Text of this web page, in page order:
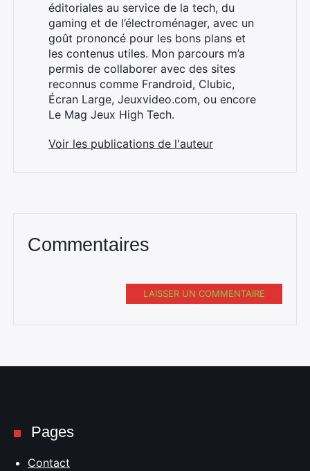
éditoriales au service de la tech, du
gaming et de l’électroménager, avec un
goût prononcé pour les bons plans et
les contenus utiles. Mon parcours m’a
permis de collaborer avec des sites
reconnus comme Frandroid, Clubic,
Écran Large, Jeuxvideo.com, ou encore
Le Mag Jeux High Tech.
Voir les publications de l'auteur
Commentaires
LAISSER UN COMMENTAIRE
Pages
Contact